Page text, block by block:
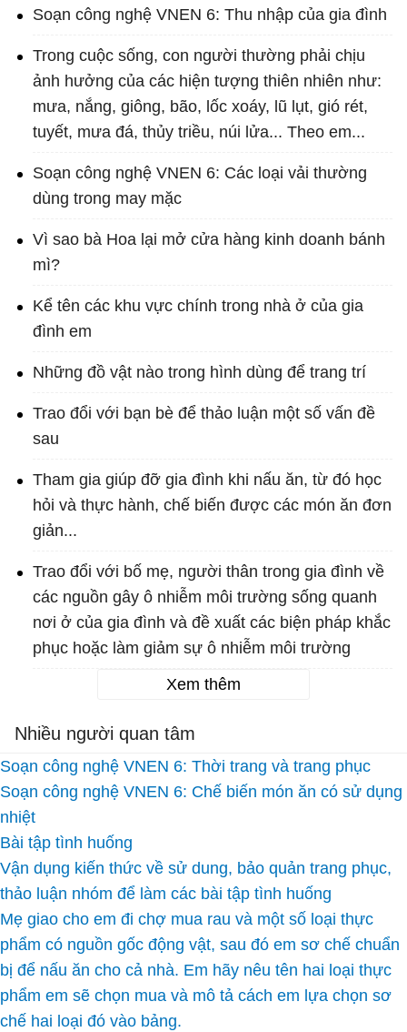
Soạn công nghệ VNEN 6: Thu nhập của gia đình
Trong cuộc sống, con người thường phải chịu
ảnh hưởng của các hiện tượng thiên nhiên như:
mưa, nắng, giông, bão, lốc xoáy, lũ lụt, gió rét,
tuyết, mưa đá, thủy triều, núi lửa... Theo em...
Soạn công nghệ VNEN 6: Các loại vải thường
dùng trong may mặc
Vì sao bà Hoa lại mở cửa hàng kinh doanh bánh
mì?
Kể tên các khu vực chính trong nhà ở của gia
đình em
Những đồ vật nào trong hình dùng để trang trí
Trao đổi với bạn bè để thảo luận một số vấn đề
sau
Tham gia giúp đỡ gia đình khi nấu ăn, từ đó học
hỏi và thực hành, chế biến được các món ăn đơn
giản...
Trao đổi với bố mẹ, người thân trong gia đình về
các nguồn gây ô nhiễm môi trường sống quanh
nơi ở của gia đình và đề xuất các biện pháp khắc
phục hoặc làm giảm sự ô nhiễm môi trường
Xem thêm
Nhiều người quan tâm
Soạn công nghệ VNEN 6: Thời trang và trang phục
Soạn công nghệ VNEN 6: Chế biến món ăn có sử dụng
nhiệt
Bài tập tình huống
Vận dụng kiến thức về sử dung, bảo quản trang phục,
thảo luận nhóm để làm các bài tập tình huống
Mẹ giao cho em đi chợ mua rau và một số loại thực
phẩm có nguồn gốc động vật, sau đó em sơ chế chuẩn
bị để nấu ăn cho cả nhà. Em hãy nêu tên hai loại thực
phẩm em sẽ chọn mua và mô tả cách em lựa chọn sơ
chế hai loại đó vào bảng.